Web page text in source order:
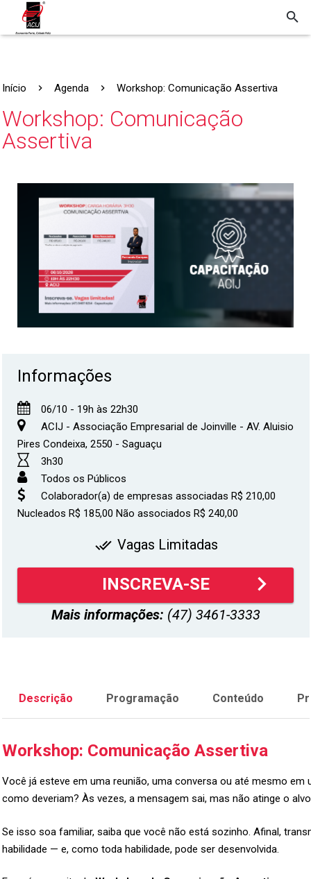
Início Agenda Workshop: Comunicação Assertiva
Workshop: Comunicação
Assertiva
Informações
06/10 - 19h às 22h30
ACIJ - Associação Empresarial de Joinville - AV. Aluisio
Pires Condeixa, 2550 - Saguaçu
3h30
Todos os Públicos
Colaborador(a) de empresas associadas R$ 210,00
Nucleados R$ 185,00 Não associados R$ 240,00
done_all Vagas Limitadas
INSCREVA-SE keyboard_arrow_right
Mais informações: (47) 3461-3333
Descrição Programação Conteúdo
Workshop: Comunicação Assertiva
Você já esteve em uma reunião, uma conversa ou até mesmo
como deveriam? Às vezes, a mensagem sai, mas não atinge o
Se isso soa familiar, saiba que você não está sozinho. Afinal,
habilidade — e, como toda habilidade, pode ser desenvolvida.